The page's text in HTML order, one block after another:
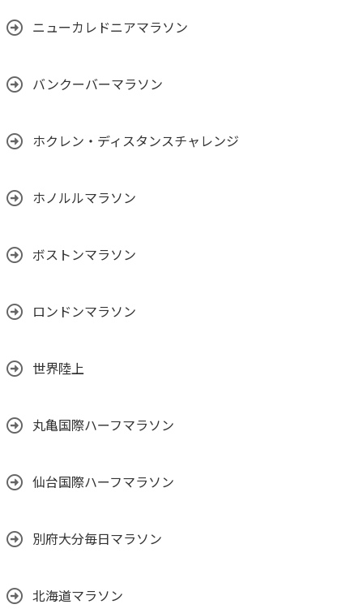
ニューカレドニアマラソン
バンクーバーマラソン
ホクレン・ディスタンスチャレンジ
ホノルルマラソン
ボストンマラソン
ロンドンマラソン
世界陸上
丸亀国際ハーフマラソン
仙台国際ハーフマラソン
別府大分毎日マラソン
北海道マラソン